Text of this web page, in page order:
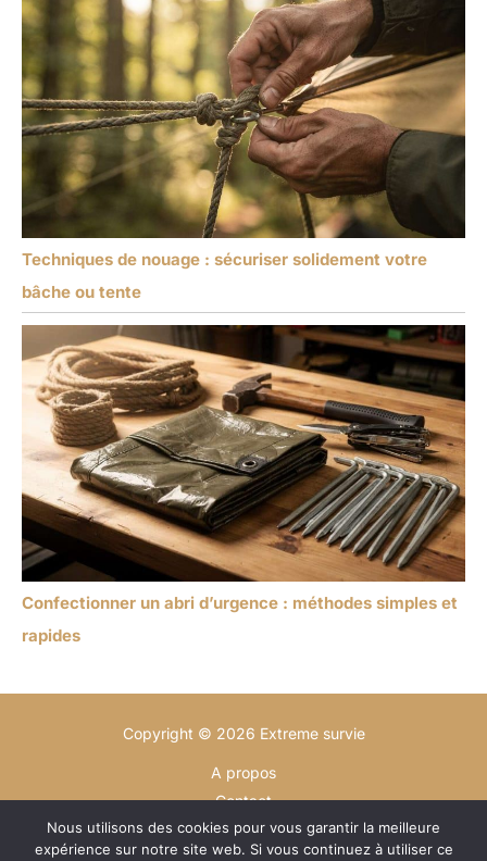
Techniques de nouage : sécuriser solidement votre
bâche ou tente
Confectionner un abri d’urgence : méthodes simples et
rapides
Copyright © 2026 Extreme survie
A propos
Contact
Plan du site
Mentions légales
Nous utilisons des cookies pour vous garantir la meilleure
expérience sur notre site web. Si vous continuez à utiliser ce